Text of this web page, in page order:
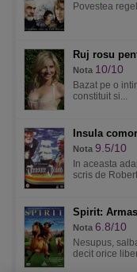
Povestea
Ruj rosu
Nota 10/10
Bazat pe o
constituit si...
Insula
Nota 9.5/10
In aceasta
scris de
Spirit:
Nota 6.8/10
Nesupus,
decit orice